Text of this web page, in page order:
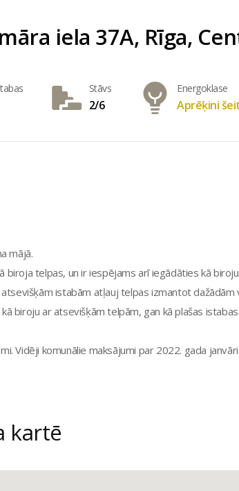
iela 37A, Rīga,
Stāvs
2/6
Energoklase
Aprēķini
mājā.
biroja telpas, un ir iespējams arī iegādāties kā
istabām atļauj telpas izmantot dažādām
biroju ar atsevišķām telpām, gan kā plašas
Vidēji komunālie maksājumi par 2022. gada
kartē